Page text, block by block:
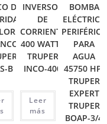
DE
B
INVERSOR
DE
CORRIENTE
400 WATTS
TRUPER
INCO-400
Leer
más
BOMBA
ELÉCTRICA
PERIFÉRICA
PARA
AGUA
45750 HP,
TRUPER
EXPERT
TRUPER
BOAP-3/4